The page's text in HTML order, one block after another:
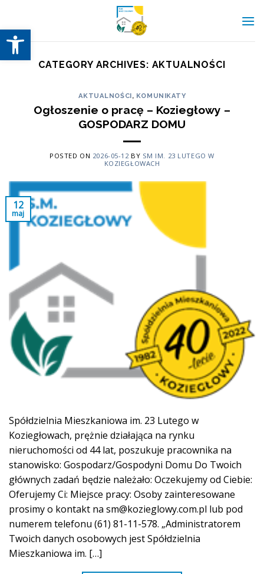
Otwórz pasek narzędzi
content
CATEGORY ARCHIVES: AKTUALNOŚCI
AKTUALNOŚCI, KOMUNIKATY
Ogłoszenie o pracę – Koziegłowy –
GOSPODARZ DOMU
POSTED ON 2026-05-12 BY SM IM. 23 LUTEGO W
KOZIEGŁOWACH
12
maj
Spółdzielnia Mieszkaniowa im. 23 Lutego w
Koziegłowach, prężnie działająca na rynku
nieruchomości od 44 lat, poszukuje pracownika na
stanowisko: Gospodarz/Gospodyni Domu Do Twoich
głównych zadań będzie należało: Oczekujemy od Ciebie:
Oferujemy Ci: Miejsce pracy: Osoby zainteresowane
prosimy o kontakt na sm@kozieglowy.com.pl lub pod
numerem telefonu (61) 81-11-578. „Administratorem
Twoich danych osobowych jest Spółdzielnia
Mieszkaniowa im. […]